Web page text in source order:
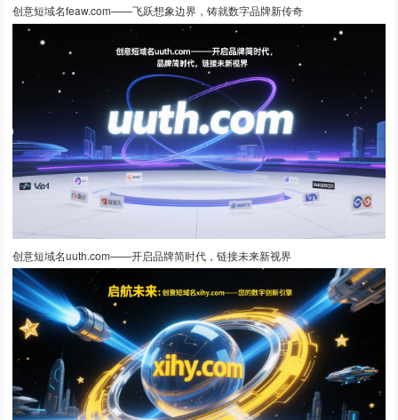
创意短域名feaw.com——飞跃想象边界，铸就数字品牌新传奇
创意短域名uuth.com——开启品牌简时代，链接未来新视界